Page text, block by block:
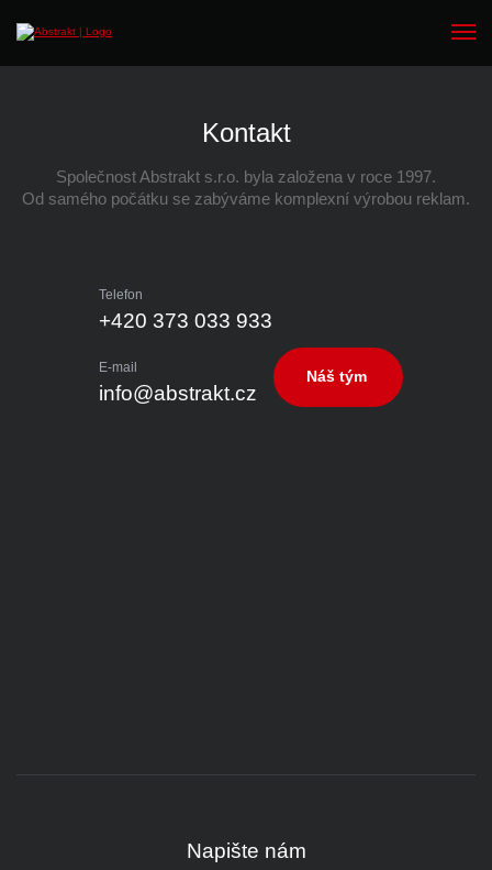
Kontakt
Společnost Abstrakt s.r.o. byla založena v roce 1997.
Od samého počátku se zabýváme komplexní výrobou reklam.
Telefon
+420 373 033 933
E-mail
info@abstrakt.cz
Náš tým
Napište nám